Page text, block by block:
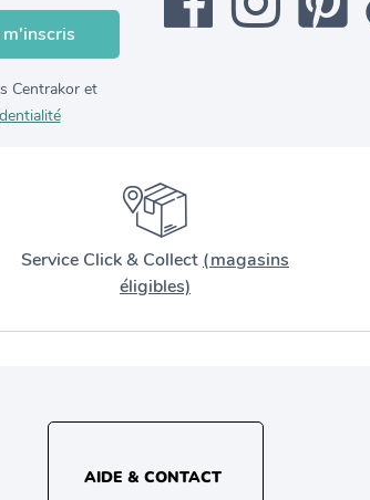
m'inscris
Centrakor et
Service Click & Collect (magasins
éligibles)
AIDE & CONTACT